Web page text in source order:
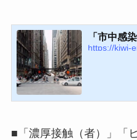
「市中感
https://kiwi-
■「濃厚接触（者）」「